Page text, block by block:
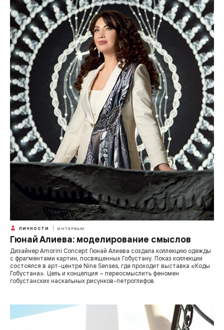
ЛИЧНОСТИ ИНТЕРВЬЮ
Гюнай Алиева: моделирование смыслов
Дизайнер Amorini Concept Гюнай Алиева создала коллекцию одежды
с фрагментами картин, посвященных Гобустану. Показ коллекции
состоялся в арт-центре Nine Senses, где проходит выставка «Коды
Гобустана». Цель и концепция – переосмыслить феномен
гобустанских наскальных рисунков-петроглифов.